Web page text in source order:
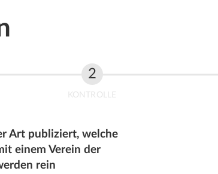
KONTROLLE
Art publiziert, welche
einem Verein der
rein